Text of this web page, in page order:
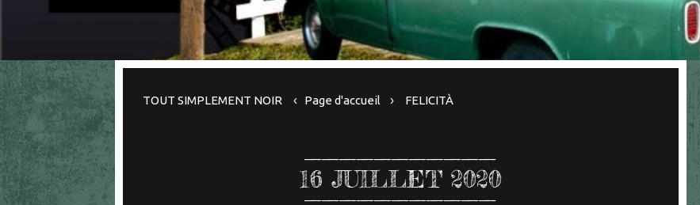
TOUT SIMPLEMENT NOIR Page d'accueil FELICITÀ
16 JUILLET 2020